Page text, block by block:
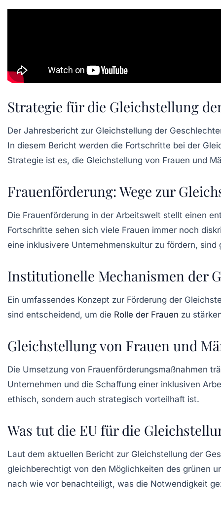
Strategie für die Gleichstellung
Der Jahresbericht zur Gleichstellung der
In diesem Bericht werden die Fortschritte bei der
Strategie ist es, die Gleichstellung von Frauen und
Frauenförderung: Wege zur
Die Frauenförderung in der Arbeitswelt stellt einen
Fortschritte sehen sich viele Frauen immer noch
eine inklusivere Unternehmenskultur zu fördern, sind
Institutionelle Mechanismen der
Ein umfassendes Konzept zur Förderung der
sind entscheidend, um die Rolle der Frauen zu
Gleichstellung von Frauen und
Die Umsetzung von Frauenförderungsmaßnahmen
Unternehmen und die Schaffung einer inklusiven
ethisch, sondern auch strategisch vorteilhaft ist.
Was tut die EU für die
Laut dem aktuellen Bericht zur Gleichstellung der
gleichberechtigt von den Möglichkeiten des grünen
nach wie vor benachteiligt, was die Notwendigkeit